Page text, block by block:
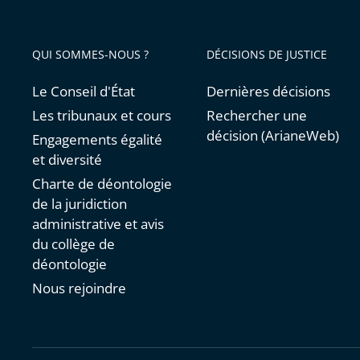
QUI SOMMES-NOUS ?
Le Conseil d'État
Les tribunaux et cours
Engagements égalité
et diversité
Charte de déontologie
de la juridiction
administrative et avis
du collège de
déontologie
Nous rejoindre
DÉCISIONS DE JUSTICE
Dernières décisions
Rechercher une
décision (ArianeWeb)